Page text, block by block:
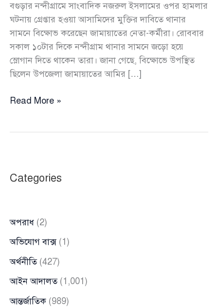
বগুড়ার নন্দীগ্রামে সাংবাদিক নজরুল ইসলামের ওপর হামলার
ঘটনায় গ্রেপ্তার হওয়া আসামিদের মুক্তির দাবিতে থানার
সামনে বিক্ষোভ করেছেন জামায়াতের নেতা-কর্মীরা। রোববার
সকাল ১০টার দিকে নন্দীগ্রাম থানার সামনে জড়ো হয়ে
স্লোগান দিতে থাকেন তারা। জানা গেছে, বিক্ষোভে উপস্থিত
ছিলেন উপজেলা জামায়াতের আমির […]
বগুড়ায়
নেতাকে
জামায়াতের
বিক্ষোভ
Read More »
Categories
অপরাধ (2)
অভিযোগ বাক্স(1)
অর্থনীতি(427)
আইন আদালত(1,001)
আন্তর্জাতিক (989)